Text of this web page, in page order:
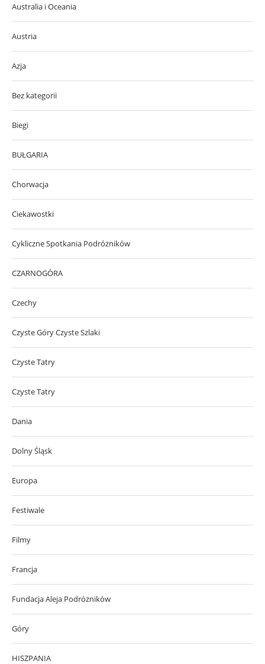
Australia i Oceania
Austria
Azja
Bez kategorii
Biegi
BUŁGARIA
Chorwacja
Ciekawostki
Cykliczne Spotkania Podróżników
CZARNOGÓRA
Czechy
Czyste Góry Czyste Szlaki
Czyste Tatry
Czyste Tatry
Dania
Dolny Śląsk
Europa
Festiwale
Filmy
Francja
Fundacja Aleja Podróżników
Góry
HISZPANIA